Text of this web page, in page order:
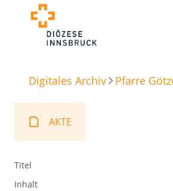
Digitales Archiv Pfarre
AKTE
Titel
Inhalt